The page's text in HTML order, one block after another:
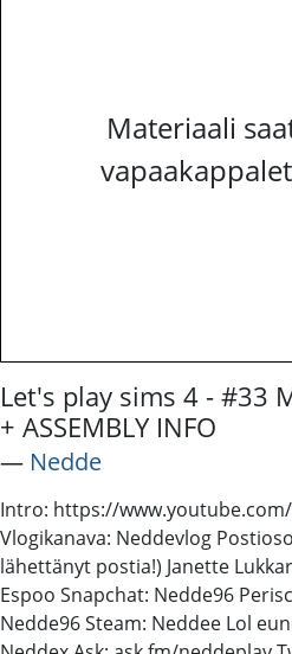
Materiaali
Let's play sims 4 - #33
+ ASSEMBLY INFO
― Nedde
Intro: https://www.youtube.com/
Vlogikanava: Neddevlog
lähettänyt postia!) Janette
Espoo Snapchat: Nedde96
Nedde96 Steam: Neddee Lol